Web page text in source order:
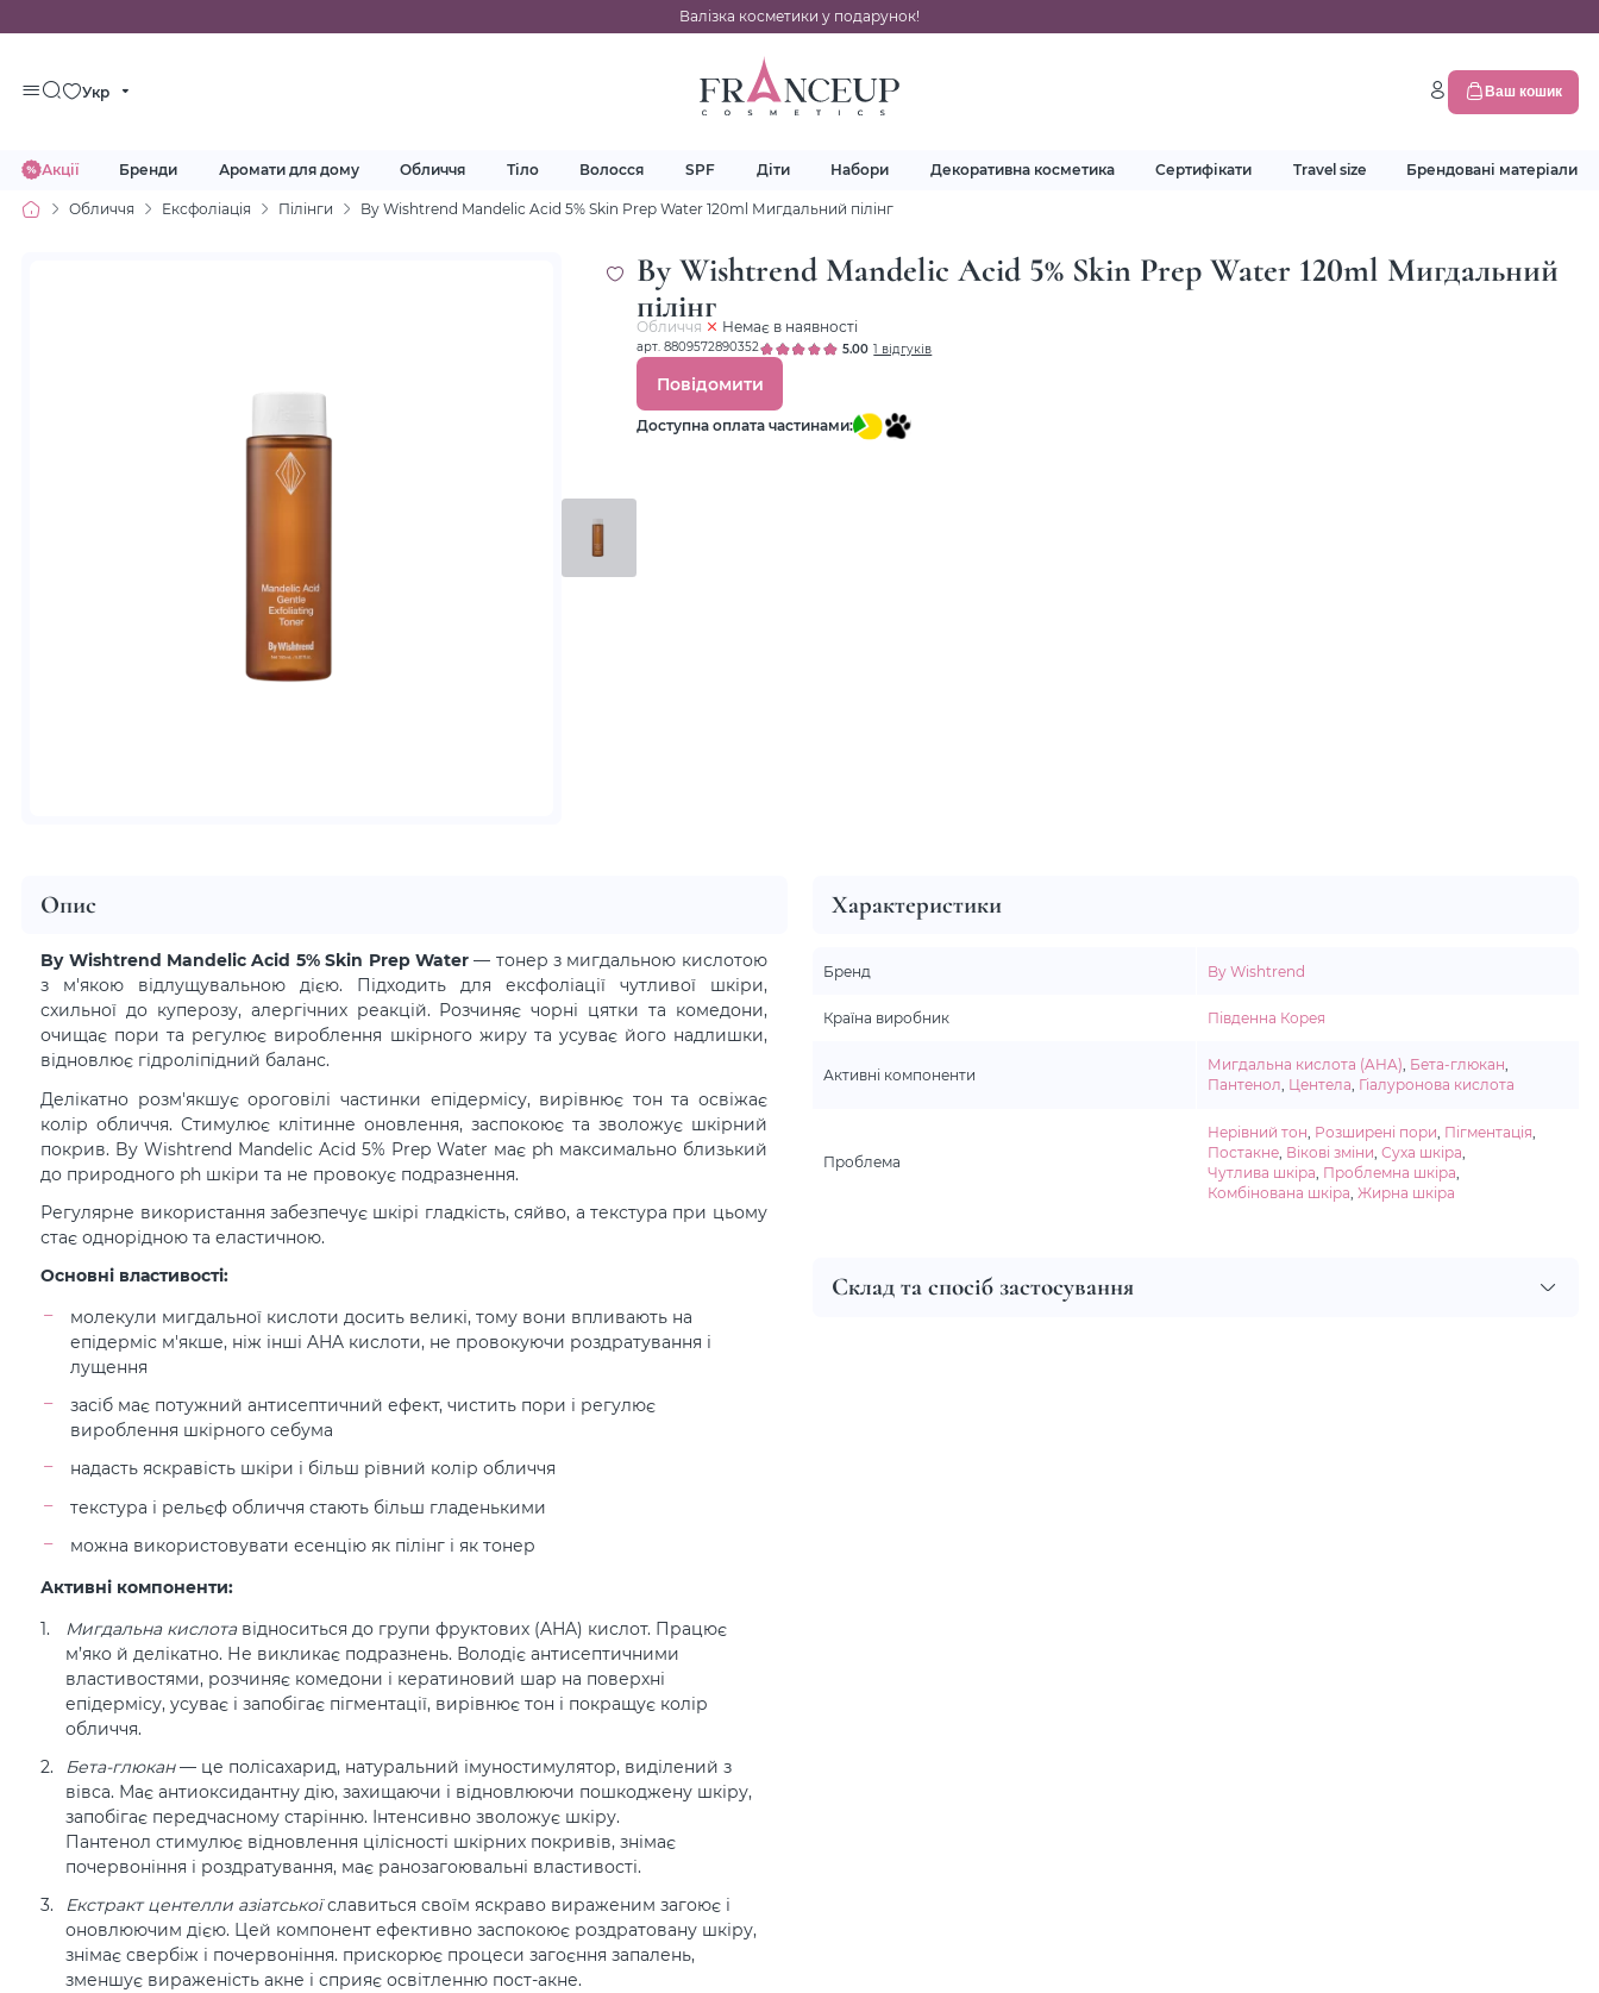
Валізка косметики у подарунок!
Укр Ваш кошик
Акції Бренди Аромати для дому Обличчя Тіло Волосся SPF Діти Набори Декоративна косметика Сертифікати Travel size Брендовані матеріали
Обличчя Ексфоліація Пілінги By Wishtrend Mandelic Acid 5% Skin Prep Water 120ml Мигдальний пілінг
By Wishtrend Mandelic Acid 5% Skin Prep Water 120ml Мигдальний
пілінг
Обличчя Немає в наявності
арт. 8809572890352 5.00 1 відгуків
Повідомити
Доступна оплата частинами:
Опис
By Wishtrend Mandelic Acid 5% Skin Prep Water— тонер з мигдальною кислотою
з м'якою відлущувальною дією. Підходить для ексфоліації чутливої ​​шкіри,
схильної до куперозу, алергічних реакцій. Розчиняє чорні цятки та комедони,
очищає пори та регулює вироблення шкірного жиру та усуває його надлишки,
відновлює гідроліпідний баланс.
Делікатно розм'якшує ороговілі частинки епідермісу, вирівнює тон та освіжає
колір обличчя. Стимулює клітинне оновлення, заспокоює та зволожує шкірний
покрив. By Wishtrend Mandelic Acid 5% Prep Water має ph максимально близький
до природного ph шкіри та не провокує подразнення.
Регулярне використання забезпечує шкірі гладкість, сяйво, а текстура при цьому
стає однорідною та еластичною.
Основні властивості:
молекули мигдальної кислоти досить великі, тому вони впливають на
епідерміс м'якше, ніж інші AHA кислоти, не провокуючи роздратування і
лущення
засіб має потужний антисептичний ефект, чистить пори і регулює
вироблення шкірного себума
надасть яскравість шкіри і більш рівний колір обличчя
текстура і рельєф обличчя стають більш гладенькими
можна використовувати есенцію як пілінг і як тонер
Активні компоненти:
Мигдальна кислотавідноситься до групи фруктових (AHA) кислот. Працює
м’яко й делікатно. Не викликає подразнень. Володіє антисептичними
властивостями, розчиняє комедони і кератиновий шар на поверхні
епідермісу, усуває і запобігає пігментації, вирівнює тон і покращує колір
обличчя.
Бета-глюкан— це полісахарид, натуральний імуностимулятор, виділений з
вівса. Має антиоксидантну дію, захищаючи і відновлюючи пошкоджену шкіру,
запобігає передчасному старінню. Інтенсивно зволожує шкіру.
Пантенол стимулює відновлення цілісності шкірних покривів, знімає
почервоніння і роздратування, має ранозагоювальні властивості.
Екстракт центелли азіатськоїславиться своїм яскраво вираженим загоює і
оновлюючим дією. Цей компонент ефективно заспокоює роздратовану шкіру,
знімає свербіж і почервоніння. прискорює процеси загоєння запалень,
зменшує вираженість акне і сприяє освітленню пост-акне.
Склад та спосіб застосування
Характеристики
Бренд By Wishtrend
Країна виробник Південна Корея
Активні компоненти
Мигдальна кислота (AHA), Бета-глюкан,
Пантенол, Центела, Гіалуронова кислота
Проблема
Нерівний тон Розширені пори Пігментація
Постакне, Вікові зміни Суха шкіра
Чутлива шкіра Проблемна шкіра
Комбінована шкіра Жирна шкіра